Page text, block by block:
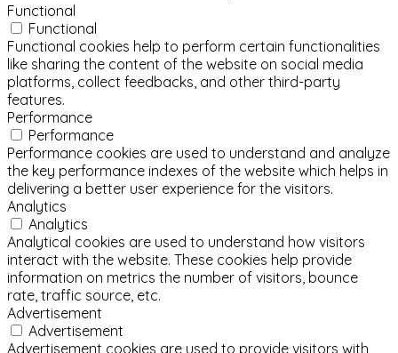
Functional
Functional
Functional cookies help to perform certain functionalities
like sharing the content of the website on social media
platforms, collect feedbacks, and other third-party
features.
Performance
Performance
Performance cookies are used to understand and analyze
the key performance indexes of the website which helps in
delivering a better user experience for the visitors.
Analytics
Analytics
Analytical cookies are used to understand how visitors
interact with the website. These cookies help provide
information on metrics the number of visitors, bounce
rate, traffic source, etc.
Advertisement
Advertisement
Advertisement cookies are used to provide visitors with